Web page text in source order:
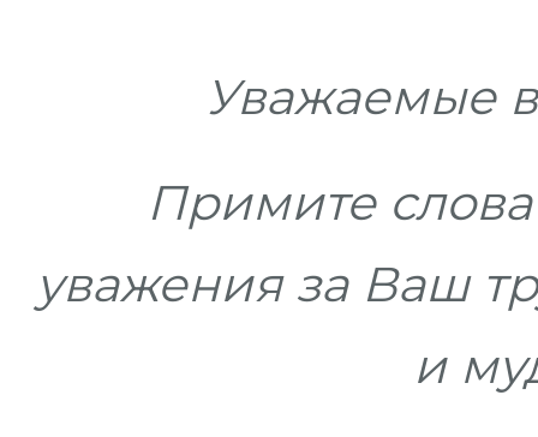
Уважаемые
Примите
уважения за Ваш
и